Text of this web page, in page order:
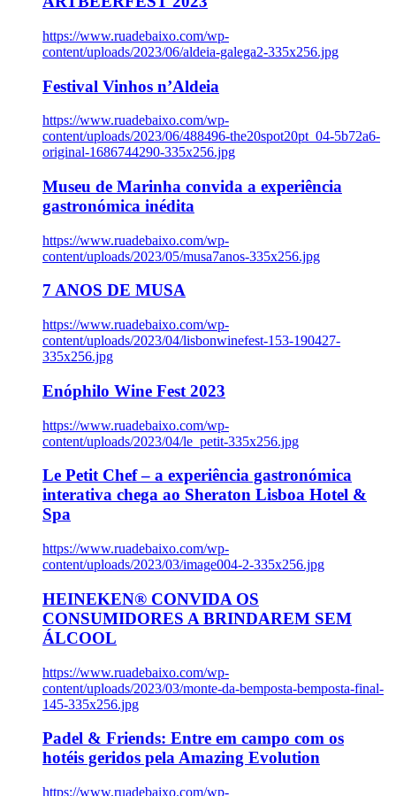
https://www.ruadebaixo.com/wp-
content/uploads/2023/06/aldeia-galega2-335x256.jpg
Festival Vinhos n’Aldeia
https://www.ruadebaixo.com/wp-
content/uploads/2023/06/488496-the20spot20pt_04-5b72a6-
original-1686744290-335x256.jpg
Museu de Marinha convida a experiência
gastronómica inédita
https://www.ruadebaixo.com/wp-
content/uploads/2023/05/musa7anos-335x256.jpg
7 ANOS DE MUSA
https://www.ruadebaixo.com/wp-
content/uploads/2023/04/lisbonwinefest-153-190427-
335x256.jpg
Enóphilo Wine Fest 2023
https://www.ruadebaixo.com/wp-
content/uploads/2023/04/le_petit-335x256.jpg
Le Petit Chef – a experiência gastronómica
interativa chega ao Sheraton Lisboa Hotel &
Spa
https://www.ruadebaixo.com/wp-
content/uploads/2023/03/image004-2-335x256.jpg
HEINEKEN® CONVIDA OS
CONSUMIDORES A BRINDAREM SEM
ÁLCOOL
https://www.ruadebaixo.com/wp-
content/uploads/2023/03/monte-da-bemposta-bemposta-final-
145-335x256.jpg
Padel & Friends: Entre em campo com os
hotéis geridos pela Amazing Evolution
https://www.ruadebaixo.com/wp-